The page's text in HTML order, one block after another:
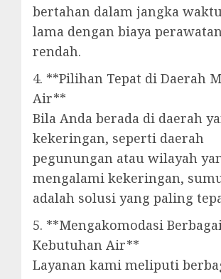
bertahan dalam jangka
lama dengan biaya
rendah.
4. **Pilihan Tepat di Daerah
Air**
Bila Anda berada di daerah
kekeringan, seperti daerah
pegunungan atau wilayah
mengalami kekeringan,
adalah solusi yang paling
5. **Mengakomodasi
Kebutuhan Air**
Layanan kami meliputi